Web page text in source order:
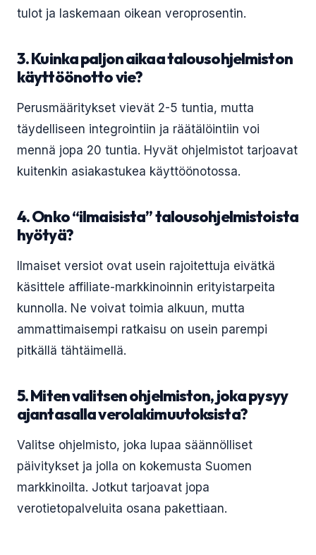
tulot ja laskemaan oikean veroprosentin.
3. Kuinka paljon aikaa talousohjelmiston
käyttöönotto vie?
Perusmääritykset vievät 2-5 tuntia, mutta
täydelliseen integrointiin ja räätälöintiin voi
mennä jopa 20 tuntia. Hyvät ohjelmistot tarjoavat
kuitenkin asiakastukea käyttöönotossa.
4. Onko “ilmaisista” talousohjelmistoista
hyötyä?
Ilmaiset versiot ovat usein rajoitettuja eivätkä
käsittele affiliate-markkinoinnin erityistarpeita
kunnolla. Ne voivat toimia alkuun, mutta
ammattimaisempi ratkaisu on usein parempi
pitkällä tähtäimellä.
5. Miten valitsen ohjelmiston, joka pysyy
ajantasalla verolakimuutoksista?
Valitse ohjelmisto, joka lupaa säännölliset
päivitykset ja jolla on kokemusta Suomen
markkinoilta. Jotkut tarjoavat jopa
verotietopalveluita osana pakettiaan.